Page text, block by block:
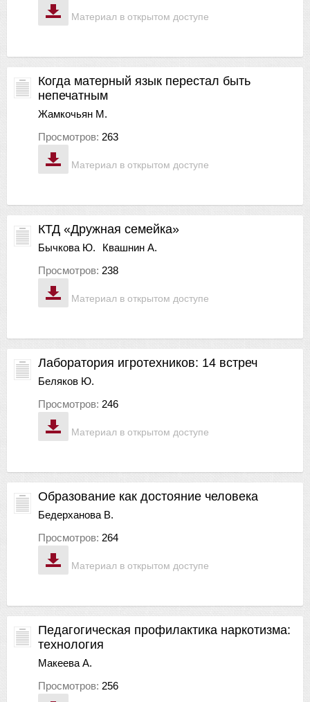
Материал в открытом доступе
Материал в открытом доступе
Когда матерный язык перестал быть
непечатным
Жамкочьян М.
Просмотров: 263
Материал в открытом доступе
КТД «Дружная семейка»
Бычкова Ю.
Квашнин А.
Просмотров: 238
Материал в открытом доступе
Лаборатория игротехников: 14 встреч
Беляков Ю.
Просмотров: 246
Материал в открытом доступе
Образование как достояние человека
Бедерханова В.
Просмотров: 264
Педагогическая профилактика наркотизма:
технология
Макеева А.
Просмотров: 256